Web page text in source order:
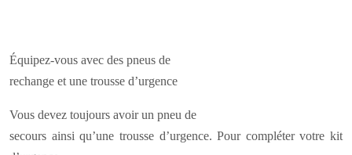
Équipez-vous avec des pneus de
rechange et une trousse d’urgence
Vous devez toujours avoir un pneu de
secours ainsi qu’une trousse d’urgence. Pour compléter votre kit